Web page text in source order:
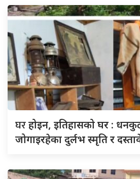
घरहोइन, इतिहासको घर :
जोगाइरहेका दुर्लभ स्मृति र